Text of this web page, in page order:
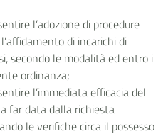
l’adozione di procedure
di incarichi di
secondo le modalità ed entro i
ordinanza;
l’immediata efficacia del
far data dalla richiesta
le verifiche circa il possesso